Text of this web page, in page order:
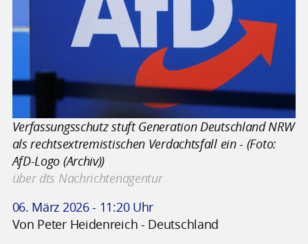
Verfassungsschutz stuft Generation Deutschland NRW
als rechtsextremistischen Verdachtsfall ein - (Foto:
AfD-Logo (Archiv))
über dts Nachrichtenagentur
06. März 2026 - 11:20 Uhr
Von Peter Heidenreich - Deutschland